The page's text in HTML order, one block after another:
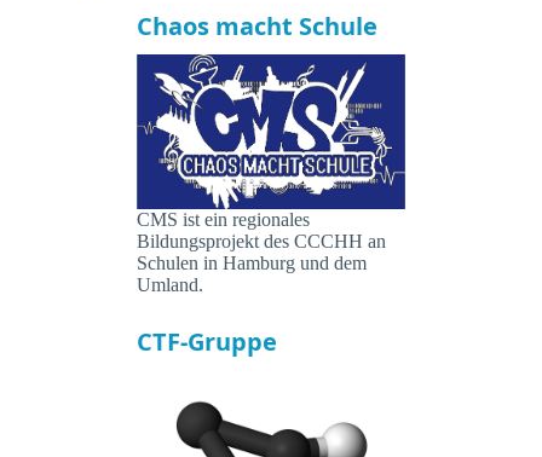
Chaos macht Schule
CMS ist ein regionales
Bildungsprojekt des CCCHH an
Schulen in Hamburg und dem
Umland.
CTF-Gruppe